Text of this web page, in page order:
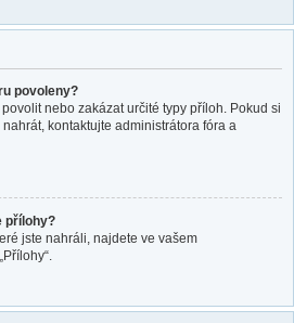
povoleny?
nebo zakázat určité typy příloh. Pokud si
kontaktujte administrátora fóra a
přílohy?
jste nahráli, najdete ve vašem